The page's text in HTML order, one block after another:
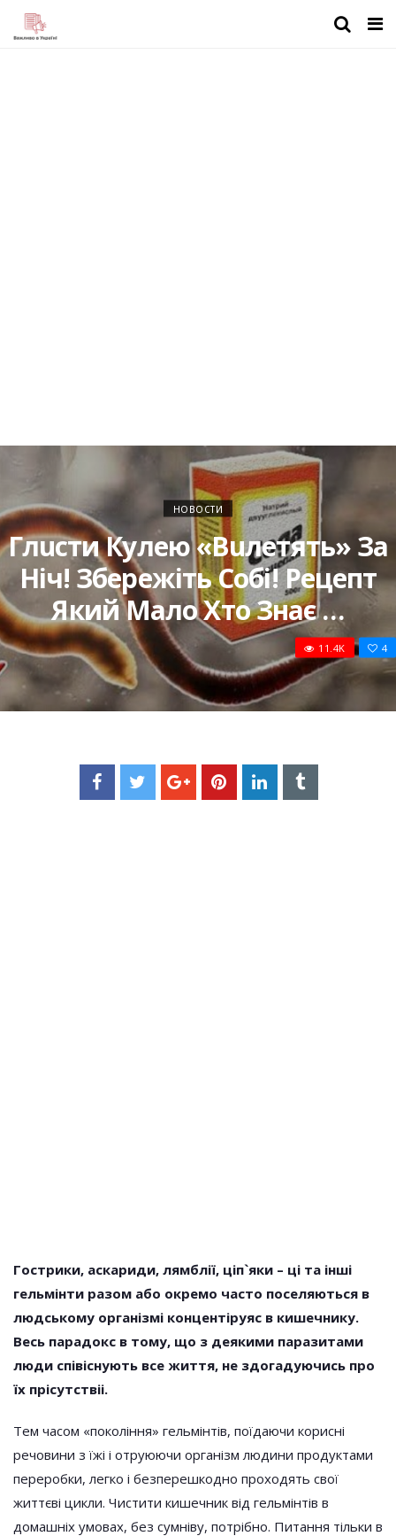
НОВОСТИ
Глucти Кулею «вuлeтять» За
Нiч! Збережіть Coбі! Рецепт
Який Мaло Хто Знає …
4
11.4K
Гострики, аскариди, лямблії, ціп`яки – ці та інші
гельмінти разом або окремо часто поселяються в
людському організмі концентіруяс в кишечнику.
Весь парадокс в тому, що з деякими паразитами
люди співіснують все життя, не здогадуючись про
їх прісутствіі.
Тем часом «покоління» гельмінтів, поїдаючи корисні
речовини з їжі і отруюючи організм людини продуктами
переробки, легко і безперешкодно проходять свої
життєві цикли. Чистити кишечник від гельмінтів в
домашніх умовах, без сумніву, потрібно. Питання тільки в